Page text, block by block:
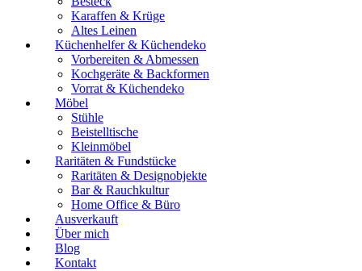
Karaffen & Krüge
Altes Leinen
Küchenhelfer & Küchendeko
Vorbereiten & Abmessen
Kochgeräte & Backformen
Vorrat & Küchendeko
Möbel
Stühle
Beistelltische
Kleinmöbel
Raritäten & Fundstücke
Raritäten & Designobjekte
Bar & Rauchkultur
Home Office & Büro
Ausverkauft
Über mich
Blog
Kontakt